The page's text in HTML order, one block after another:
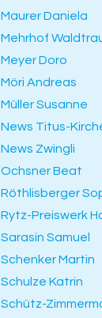
Maurer Daniela
Mehrhof
Meyer Doro
Möri Andreas
Müller Susanne
News Titus-
News Zwingli
Ochsner Beat
Röthlisberger
Rytz-Preiswerk
Sarasin Samuel
Schenker Martin
Schulze Katrin
Schütz-